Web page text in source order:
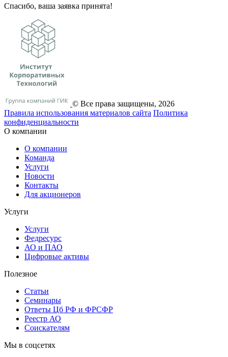
Спасибо, ваша заявка принята!
© Все права защищены, 2026
Правила использования материалов сайта Политика
конфиденциальности
О компании
О компании
Команда
Услуги
Новости
Контакты
Для акционеров
Услуги
Услуги
Федресурс
АО и ПАО
Цифровые активы
Полезное
Статьи
Cеминары
Ответы Цб РФ и ФРСФР
Реестр АО
Соискателям
Мы в соцсетях